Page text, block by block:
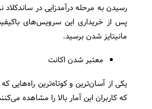
رسیدن به مرحله درآمدزایی در
پس از خریداری این سرویس‌های
مانیتایز شدن برسید.
معتبر شدن اکانت
یکی از آسان‌ترین و کوتاه‌ترین راه‌هایی
‌که کاربران این آمار بالا را مشاهده